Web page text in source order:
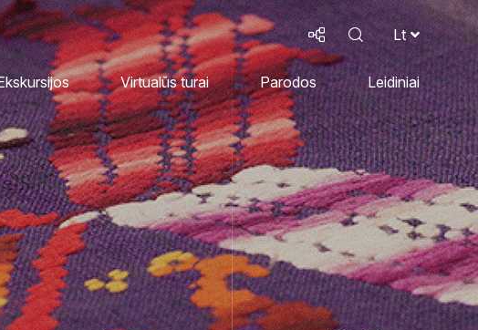
Lt
Virtualūs turai Parodos Leidiniai